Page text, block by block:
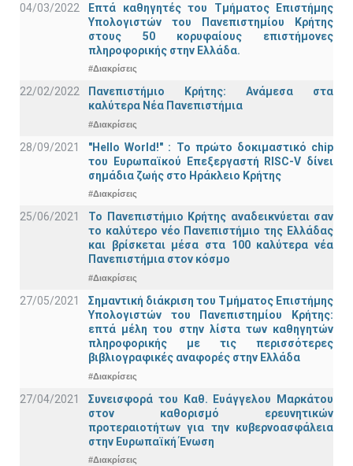
04/03/2022
Επτά καθηγητές του Τμήματος Επιστήμης
Υπολογιστών του Πανεπιστημίου Κρήτης
στους 50 κορυφαίους επιστήμονες
πληροφορικής στην Ελλάδα.
#Διακρίσεις
22/02/2022
Πανεπιστήμιο Κρήτης: Ανάμεσα στα
καλύτερα Νέα Πανεπιστήμια
#Διακρίσεις
28/09/2021
"Hello World!" : Το πρώτο δοκιμαστικό chip
του Ευρωπαϊκού Επεξεργαστή RISC-V δίνει
σημάδια ζωής στο Ηράκλειο Κρήτης
#Διακρίσεις
25/06/2021
Το Πανεπιστήμιο Κρήτης αναδεικνύεται σαν
το καλύτερο νέο Πανεπιστήμιο της Ελλάδας
και βρίσκεται μέσα στα 100 καλύτερα νέα
Πανεπιστήμια στον κόσμο
#Διακρίσεις
27/05/2021
Σημαντική διάκριση του Τμήματος Επιστήμης
Υπολογιστών του Πανεπιστημίου Κρήτης:
επτά μέλη του στην λίστα των καθηγητών
πληροφορικής με τις περισσότερες
βιβλιογραφικές αναφορές στην Ελλάδα
#Διακρίσεις
27/04/2021
Συνεισφορά του Καθ. Ευάγγελου Μαρκάτου
στον καθορισμό ερευνητικών
προτεραιοτήτων για την κυβερνοασφάλεια
στην Ευρωπαϊκή Ένωση
#Διακρίσεις